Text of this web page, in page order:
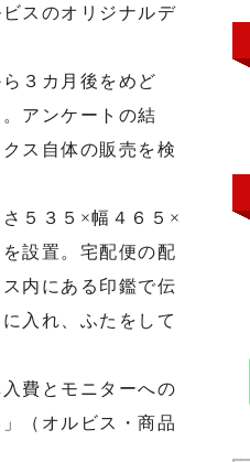
スのオリジナルデ
３カ月後をめど
アンケートの結
ス自体の販売を検
５３５×幅４６５×
設置。宅配便の配
内にある印鑑で伝
入れ、ふたをして
費とモニターへの
（オルビス・商品